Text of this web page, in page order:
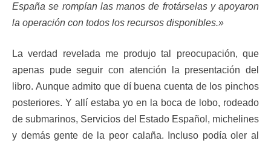
España se rompían las manos de frotárselas y apoyaron
la operación con todos los recursos disponibles.»
La verdad revelada me produjo tal preocupación, que
apenas pude seguir con atención la presentación del
libro. Aunque admito que dí buena cuenta de los pinchos
posteriores. Y allí estaba yo en la boca de lobo, rodeado
de submarinos, Servicios del Estado Español, michelines
y demás gente de la peor calaña. Incluso podía oler al